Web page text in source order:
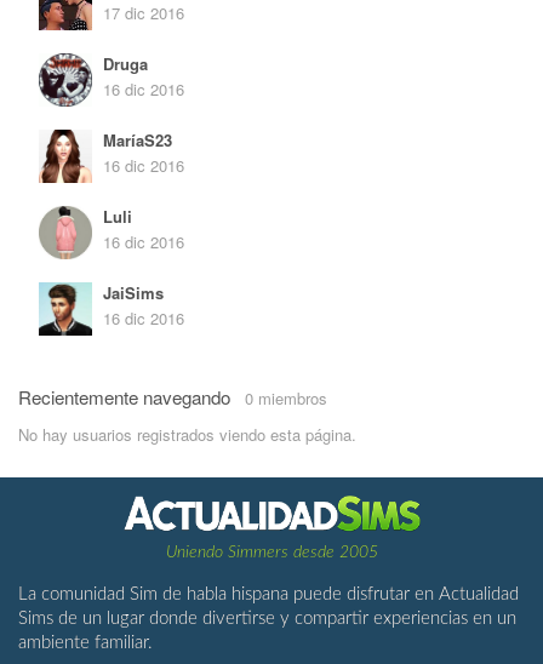
17 dic 2016
Druga
16 dic 2016
MaríaS23
16 dic 2016
Luli
16 dic 2016
JaiSims
16 dic 2016
Recientemente navegando 0 miembros
No hay usuarios registrados viendo esta página.
Uniendo Simmers desde 2005
La comunidad Sim de habla hispana puede disfrutar en Actualidad
Sims de un lugar donde divertirse y compartir experiencias en un
ambiente familiar.